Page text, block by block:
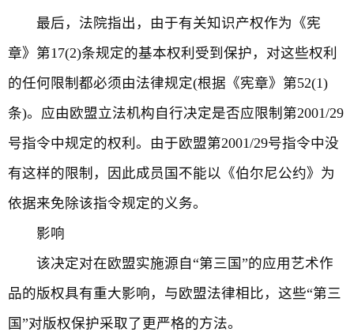
最后，法院指出，由于有关知识产权作为《宪
章》第17(2)条规定的基本权利受到保护，对这些权利
的任何限制都必须由法律规定(根据《宪章》第52(1)
条)。应由欧盟立法机构自行决定是否应限制第2001/29
号指令中规定的权利。由于欧盟第2001/29号指令中没
有这样的限制，因此成员国不能以《伯尔尼公约》为
依据来免除该指令规定的义务。
影响
该决定对在欧盟实施源自“第三国”的应用艺术作
品的版权具有重大影响，与欧盟法律相比，这些“第三
国”对版权保护采取了更严格的方法。